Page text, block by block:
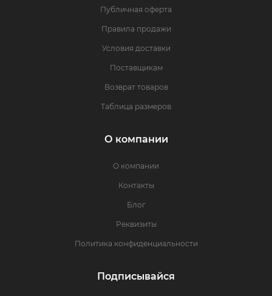
Публичная оферта
Правила продажи
Условия доставки
Поставщикам
Возврат товаров
Таблица размеров
О компании
О компании
Контакты
Блог
Реквизиты
Политика конфиденциальности
Подписывайся